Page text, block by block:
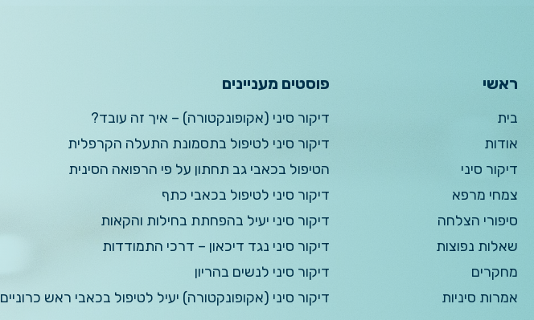
ראשי
בית
אודות
דיקור סיני
צמחי מרפא
סיפורי הצלחה
שאלות נפוצות
מחקרים
אמרות סיניות
פוסטים מעניינים
דיקור סיני (אקופונקטורה) – איך זה עובד?
דיקור סיני לטיפול בתסמונת התעלה הקרפלית
הטיפול בכאבי גב תחתון על פי הרפואה הסינית
דיקור סיני לטיפול בכאבי כתף
דיקור סיני יעיל בהפחתת בחילות והקאות
דיקור סיני נגד דיכאון – דרכי התמודדות
דיקור סיני לנשים בהריון
דיקור סיני (אקופונקטורה) יעיל לטיפול בכאבי ראש כרוניים